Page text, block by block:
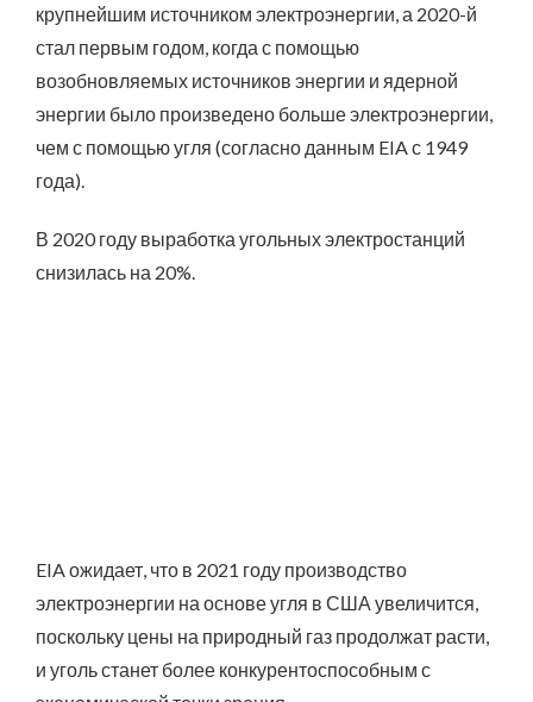
крупнейшим источником электроэнергии, а 2020-й
стал первым годом, когда с помощью
возобновляемых источников энергии и ядерной
энергии было произведено больше электроэнергии,
чем с помощью угля (согласно данным EIA с 1949
года).
В 2020 году выработка угольных электростанций
снизилась на 20%.
EIA ожидает, что в 2021 году производство
электроэнергии на основе угля в США увеличится,
поскольку цены на природный газ продолжат расти,
и уголь станет более конкурентоспособным с